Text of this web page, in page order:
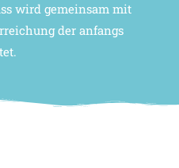
wird gemeinsam mit
der anfangs